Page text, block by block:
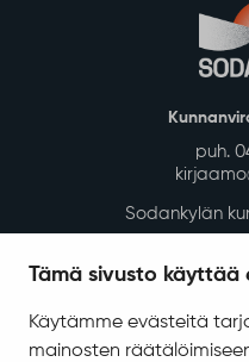
Tämä sivusto käyttää
Käytämme evästeitä
mainosten
puh.
Sodankylän